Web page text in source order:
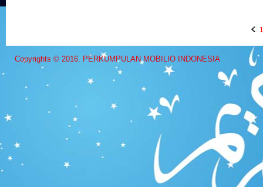
Copyrights © 2016. PERKUMPULAN MOBILIO INDONESIA